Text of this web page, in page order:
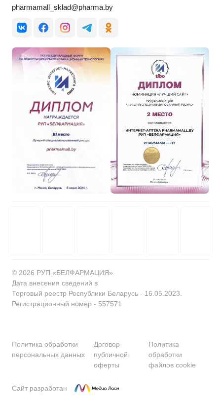
pharmamall_sklad@pharma.by
© 2026 РУП «БЕЛФАРМАЦИЯ»
Дата внесения сведений в
Торговый реестр Республики Беларусь - 16.05.2023.
Регистрационный номер - 557571
Политика обработки
персональных данных
Договор
публичной
оферты
Политика
обработки
файлов cookie
Сайт разработан